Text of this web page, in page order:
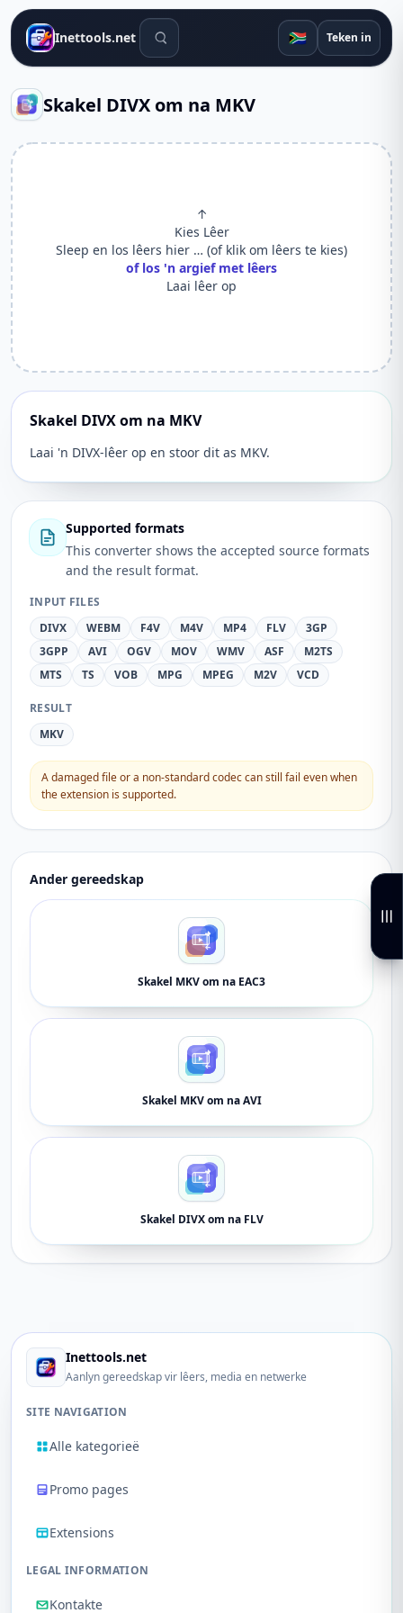
Inettools.net Soek gereedskap 🇿🇦 Teken in
Skakel DIVX om na MKV
↑
Kies Lêer
Sleep en los lêers hier … (of klik om lêers te kies)
of los 'n argief met lêers
Laai lêer op
Skakel DIVX om na MKV
Laai 'n DIVX-lêer op en stoor dit as MKV.
Supported formats
This converter shows the accepted source formats
and the result format.
INPUT FILES
DIVX
WEBM F4V M4V MP4 FLV
3GP
3GPP
AVI OGV MOV WMV ASF
M2TS
MTS
TS VOB MPG MPEG M2V VCD
RESULT
MKV
A damaged file or a non-standard codec can still fail even when
the extension is supported.
Ander gereedskap
Skakel MKV om na EAC3
Skakel MKV om na AVI
Skakel DIVX om na FLV
Inettools.net
Aanlyn gereedskap vir lêers, media en netwerke
SITE NAVIGATION
Alle kategorieë
Promo pages
Extensions
LEGAL INFORMATION
Kontakte